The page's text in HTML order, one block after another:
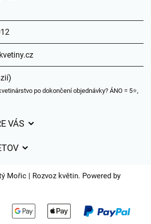
po dokončení objednávky? ÁNO = 5⭐,
VÁS
– prehľad možností
Mořic | Rozvoz květin. Powered by